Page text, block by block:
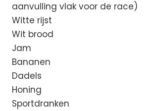
aanvulling vlak voor de race)
Witte rijst
Wit brood
Jam
Bananen
Dadels
Honing
Sportdranken